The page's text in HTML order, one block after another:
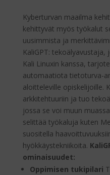
Kyberturvan maailma
kehittyvät myös työkalut
uusimmista ja
KaliGPT:
Kali Linuxin kanssa,
automaatiota tietoturva-
aloitteleville opiskelijoille.
arkkitehtuuriin ja tuo
jossa se voi muun
selittää työkaluja kuten
suositella
hyökkäystekniikoita.
ominaisuudet:
Oppimisen tukipilari